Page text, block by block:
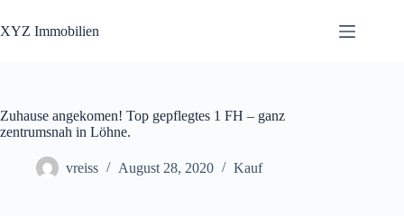
Inhalt
springen
XYZ Immobilien
Zuhause angekomen! Top gepflegtes 1 FH – ganz
zentrumsnah in Löhne.
vreiss August 28, 2020 Kauf